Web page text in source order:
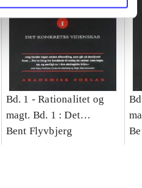
Bd. 1 -Rationalitet og
magt. Bd. 1 : Det
konkretes videnskab
Bent Flyvbjerg